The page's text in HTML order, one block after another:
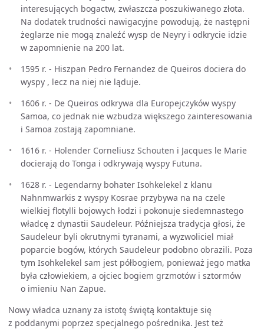
interesujących bogactw, zwłaszcza poszukiwanego złota.
Na dodatek trudności nawigacyjne powodują, że następni
żeglarze nie mogą znaleźć wysp de Neyry i odkrycie idzie
w zapomnienie na 200 lat.
1595 r. - Hiszpan Pedro Fernandez de Queiros dociera do
wyspy , lecz na niej nie ląduje.
1606 r. - De Queiros odkrywa dla Europejczyków wyspy
Samoa, co jednak nie wzbudza większego zainteresowania
i Samoa zostają zapomniane.
1616 r. - Holender Corneliusz Schouten i Jacques le Marie
docierają do Tonga i odkrywają wyspy Futuna.
1628 r. - Legendarny bohater Isohkelekel z klanu
Nahnmwarkis z wyspy Kosrae przybywa na na czele
wielkiej flotylli bojowych łodzi i pokonuje siedemnastego
władcę z dynastii Saudeleur. Późniejsza tradycja głosi, że
Saudeleur byli okrutnymi tyranami, a wyzwoliciel miał
poparcie bogów, których Saudeleur podobno obrazili. Poza
tym Isohkelekel sam jest półbogiem, ponieważ jego matka
była człowiekiem, a ojciec bogiem grzmotów i sztormów
o imieniu Nan Zapue.
Nowy władca uznany za istotę świętą kontaktuje się
z poddanymi poprzez specjalnego pośrednika. Jest też